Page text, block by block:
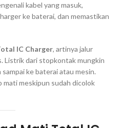
kabel yang masuk,
ke baterai, dan memastikan
IC Charger, artinya jalur
Listrik dari stopkontak mungkin
ke baterai atau mesin.
meskipun sudah dicolok